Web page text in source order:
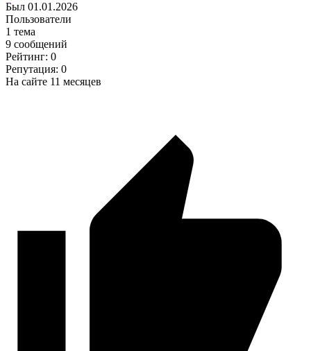
Был 01.01.2026
Пользователи
1 тема
9 сообщений
Рейтинг: 0
Репутация: 0
На сайте 11 месяцев